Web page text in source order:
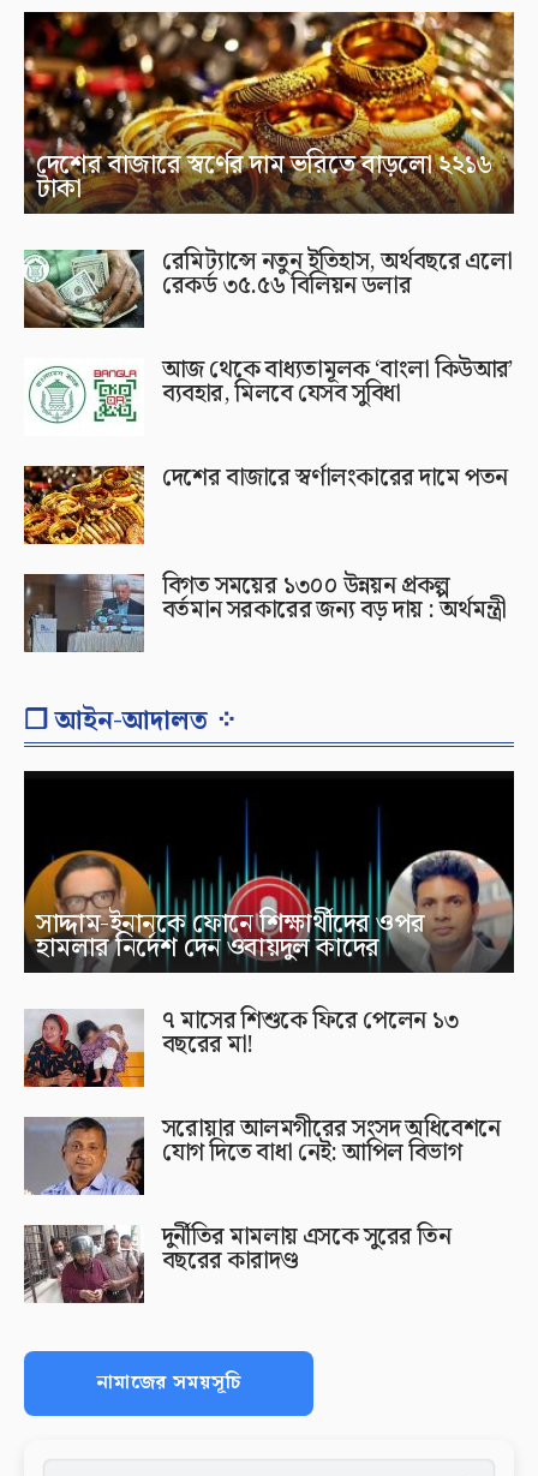
দেশের বাজারে স্বর্ণের দাম ভরিতে বাড়লো ২২১৬
টাকা
রেমিট্যান্সে নতুন ইতিহাস, অর্থবছরে এলো
রেকর্ড ৩৫.৫৬ বিলিয়ন ডলার
আজ থেকে বাধ্যতামূলক ‘বাংলা কিউআর’
ব্যবহার, মিলবে যেসব সুবিধা
দেশের বাজারে স্বর্ণালংকারের দামে পতন
বিগত সময়ের ১৩০০ উন্নয়ন প্রকল্প
বর্তমান সরকারের জন্য বড় দায় : অর্থমন্ত্রী
❐ আইন-আদালত ⁘
সাদ্দাম-ইনানকে ফোনে শিক্ষার্থীদের ওপর
হামলার নির্দেশ দেন ওবায়দুল কাদের
৭ মাসের শিশুকে ফিরে পেলেন ১৩
বছরের মা!
সরোয়ার আলমগীরের সংসদ অধিবেশনে
যোগ দিতে বাধা নেই: আপিল বিভাগ
দুর্নীতির মামলায় এসকে সুরের তিন
বছরের কারাদণ্ড
নামাজের সময়সূচি